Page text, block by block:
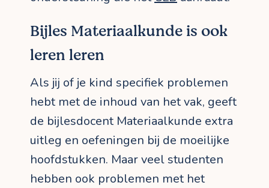
Bijles Materiaalkunde is ook
leren leren
Als jij of je kind specifiek problemen
hebt met de inhoud van het vak, geeft
de bijlesdocent Materiaalkunde extra
uitleg en oefeningen bij de moeilijke
hoofdstukken. Maar veel studenten
hebben ook problemen met het